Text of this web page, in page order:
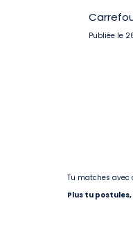
Publiée le
Tu matches avec
Plus tu